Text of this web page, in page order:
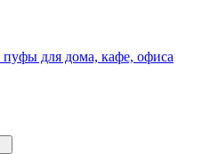
пуфы для дома, кафе, офиса